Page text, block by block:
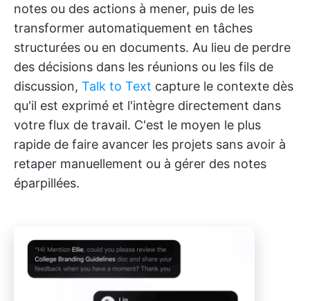
notes ou des actions à mener, puis de les
transformer automatiquement en tâches
structurées ou en documents. Au lieu de perdre
des décisions dans les réunions ou les fils de
discussion, Talk to Text capture le contexte dès
qu'il est exprimé et l'intègre directement dans
votre flux de travail. C'est le moyen le plus
rapide de faire avancer les projets sans avoir à
retaper manuellement ou à gérer des notes
éparpillées.